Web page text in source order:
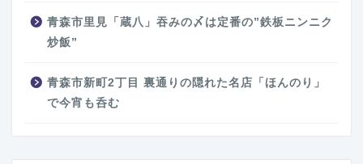
青森市里見「蔵八」吞みの〆は定番の”鉄板ニンニク
炒飯”
青森市新町2丁目 裏通りの隠れた名店「ほんのり」
で今宵も呑む